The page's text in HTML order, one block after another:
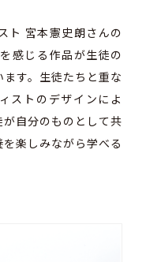
ト 宮本憲史朗さんの
感じる作品が生徒の
す。生徒たちと重な
ストのデザインによ
自分のものとして共
楽しみながら学べる